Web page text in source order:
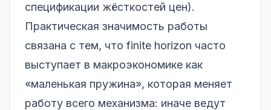
спецификации жёсткостей цен).
Практическая значимость работы
связана с тем, что finite horizon часто
выступает в макроэкономике как
«маленькая пружина», которая меняет
работу всего механизма: иначе ведут